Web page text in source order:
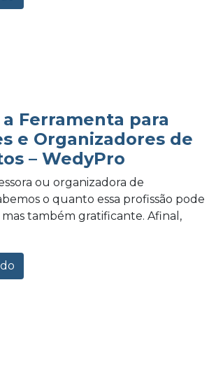
Ferramenta para
e Organizadores de
– WedyPro
ou organizadora de
o quanto essa profissão pode
mas também gratificante. Afinal,